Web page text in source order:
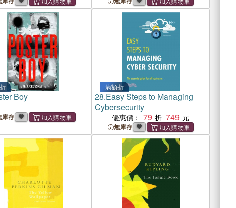
Boy
庫存
滿額折
28.Easy Steps to Managing
Cybersecurity
優惠價： 79 749
無庫存